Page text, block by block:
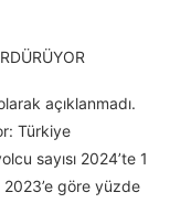
açıklanmadı.
Türkiye
sayısı 2024’te 1
2023’e göre yüzde